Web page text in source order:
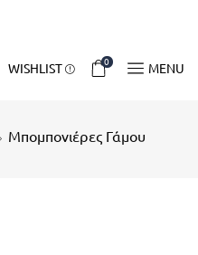
WISHLIST 0 MENU
Μπομπονιέρες Γάμου